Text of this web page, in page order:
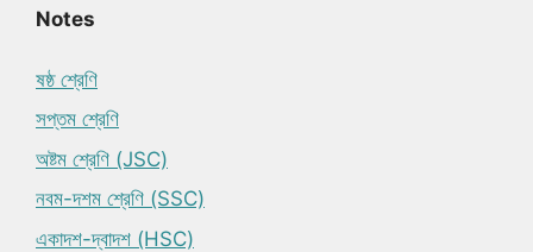
Notes
ষষ্ঠ শ্রেণি
সপ্তম শ্রেণি
অষ্টম শ্রেণি (JSC)
নবম-দশম শ্রেণি (SSC)
একাদশ-দ্বাদশ (HSC)